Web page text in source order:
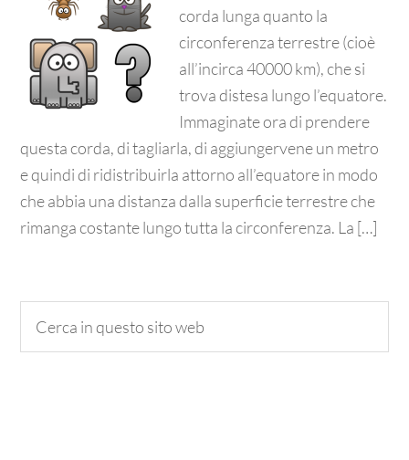
corda lunga quanto la
circonferenza terrestre (cioè
all’incirca 40000 km), che si
trova distesa lungo l’equatore.
Immaginate ora di prendere
questa corda, di tagliarla, di aggiungervene un metro
e quindi di ridistribuirla attorno all’equatore in modo
che abbia una distanza dalla superficie terrestre che
rimanga costante lungo tutta la circonferenza. La […]